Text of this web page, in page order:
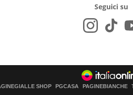
Seguici su
SHOP PGCASA PAGINEBIANCHE